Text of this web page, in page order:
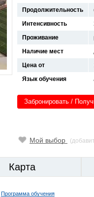
Продолжительность
Интенсивность
Проживание
Наличие мест
Цена от
Язык обучения
Забронировать /
Мой выбор
Карта
Программа обучения